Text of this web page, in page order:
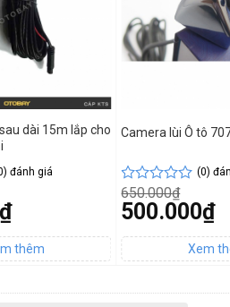
dài 15m lắp cho
đánh giá
₫
Camera lùi Ô tô
Được
xếp
hạng
0
sao
(0)
650.000₫
Giá
gốc
là:
500.000₫
hiện